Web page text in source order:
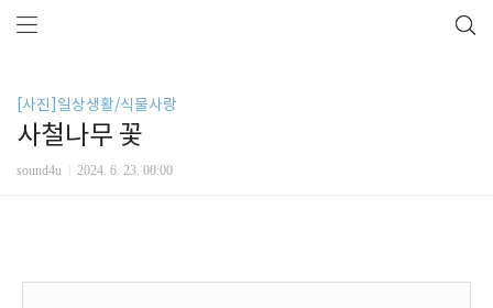
[사진]일상생활/식물사랑
사철나무 꽃
sound4u 2024. 6. 23. 00:00